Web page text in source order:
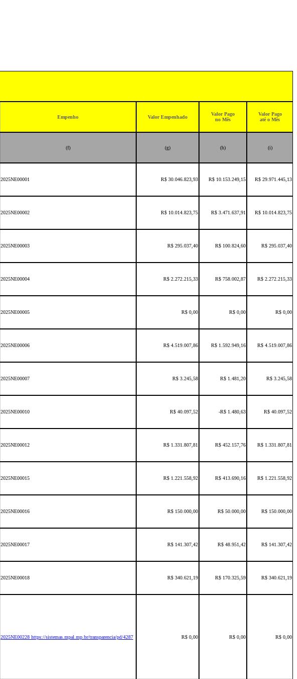
Empenho Valor Empenhado
Valor Pago
no Mês
Valor Pago
até o Mês
(f) (g) (h) (i)
2025NE00001 R$ 30.046.823,93 R$ 10.153.249,15 R$ 29.971.445,13
2025NE00002 R$ 10.014.823,75 R$ 3.471.637,91 R$ 10.014.823,75
2025NE00003 R$ 295.037,40 R$ 100.824,60 R$ 295.037,40
2025NE00004 R$ 2.272.215,33 R$ 758.002,87 R$ 2.272.215,33
2025NE00005 R$ 0,00 R$ 0,00 R$ 0,00
2025NE00006 R$ 4.519.007,86 R$ 1.592.949,16 R$ 4.519.007,86
2025NE00007 R$ 3.245,58 R$ 1.481,20 R$ 3.245,58
2025NE00010 R$ 40.097,52 -R$ 1.480,63 R$ 40.097,52
2025NE00012 R$ 1.331.807,81 R$ 452.157,76 R$ 1.331.807,81
2025NE00015 R$ 1.221.558,92 R$ 413.690,16 R$ 1.221.558,92
2025NE00016 R$ 150.000,00 R$ 50.000,00 R$ 150.000,00
2025NE00017 R$ 141.307,42 R$ 48.951,42 R$ 141.307,42
2025NE00018 R$ 340.621,19 R$ 170.325,59 R$ 340.621,19
2025NE00228 https://sistemas.mpal.mp.br/transparencia/pd/4287 R$ 0,00 R$ 0,00 R$ 0,00